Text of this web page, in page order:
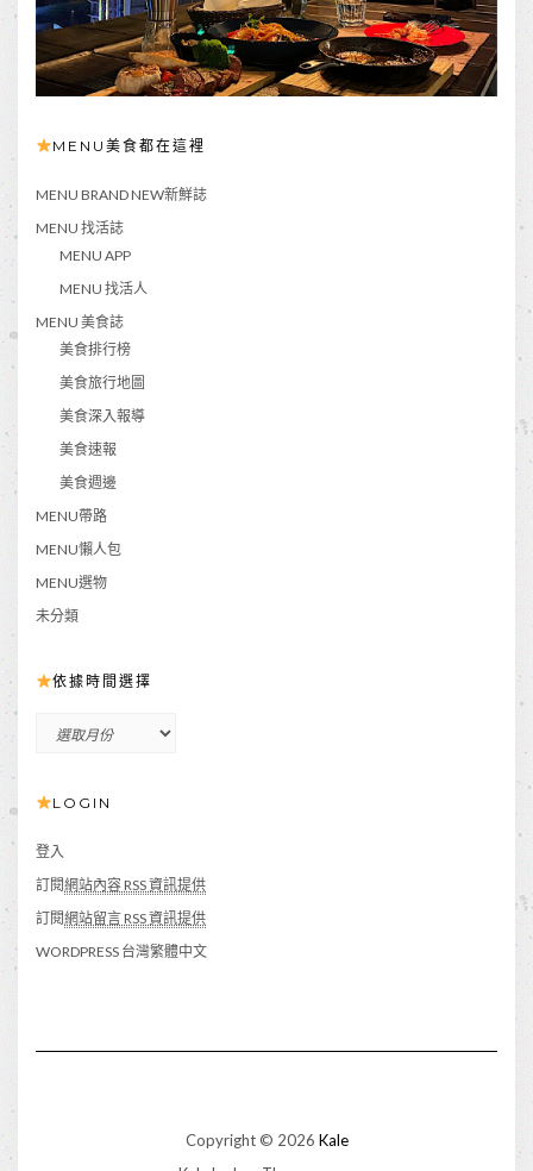
MENU美食都在這裡
MENU BRAND NEW新鮮誌
MENU 找活誌
MENU APP
MENU 找活人
MENU 美食誌
美食排行榜
美食旅行地圖
美食深入報導
美食速報
美食週邊
MENU帶路
MENU懶人包
MENU選物
未分類
依據時間選擇
間
擇
LOGIN
登入
訂閱網站內容 RSS 資訊提供
訂閱網站留言 RSS 資訊提供
WORDPRESS 台灣繁體中文
Copyright © 2026 Kale